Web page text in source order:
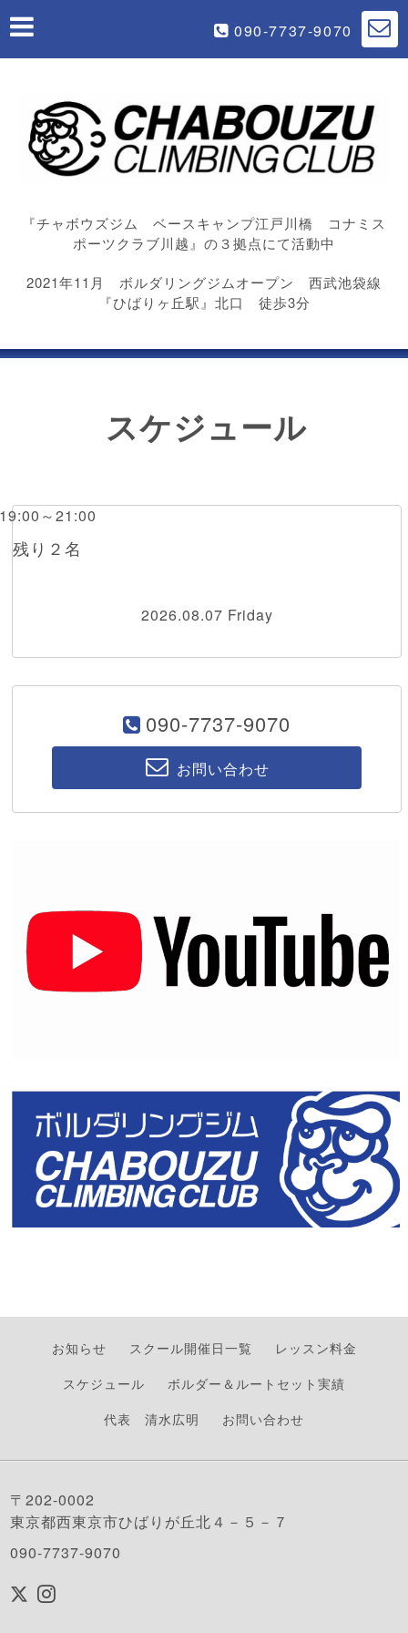
090-7737-9070
『チャボウズジム ベースキャンプ江戸川橋 コナミス
ポーツクラブ川越』の３拠点にて活動中
2021年11月 ボルダリングジムオープン 西武池袋線
『ひばりヶ丘駅』北口 徒歩3分
スケジュール
～21:00
り２名
2026.08.07 Friday
090-7737-9070
お問い合わせ
お知らせ スクール開催日一覧
レッスン料金
スケジュール
ボルダー＆ルートセット実績
代表 清水広明
お問い合わせ
〒202-0002
東京都西東京市ひばりが丘北４－５－７
090-7737-9070